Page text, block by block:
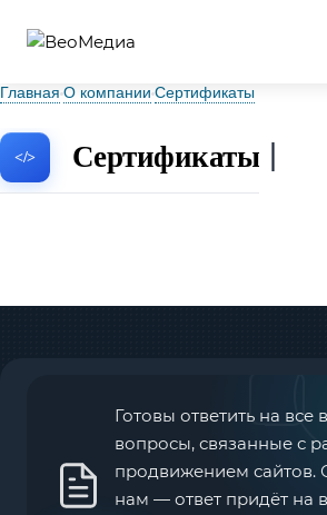
Главная О компании Cертификаты
Cертификаты
Готовы ответить на все
вопросы, связанные с
продвижением сайтов.
нам — ответ придёт на